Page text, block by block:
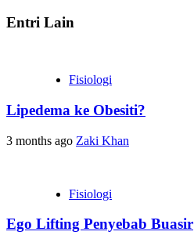
Entri Lain
Fisiologi
Lipedema ke Obesiti?
3 months ago Zaki Khan
Fisiologi
Ego Lifting Penyebab Buasir